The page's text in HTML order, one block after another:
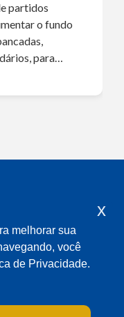
partidos
o fundo
para…
melhorar sua
você
de Privacidade.
x